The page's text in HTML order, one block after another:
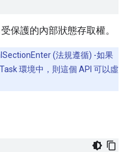
保護的內部狀態存取權。
(法規遵循) -如果
環境中，則這個 API 可以虛